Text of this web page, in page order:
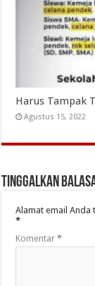
Harus Tampak
Agustus 15, 2022
Tinggalkan
Alamat email Anda
*
Komentar*